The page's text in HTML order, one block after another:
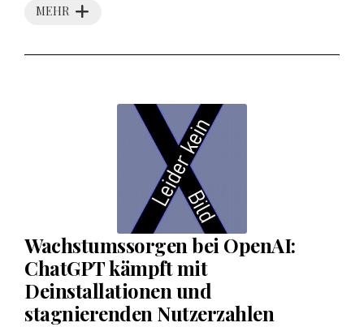
MEHR
Wachstumssorgen bei OpenAI:
ChatGPT kämpft mit
Deinstallationen und
stagnierenden Nutzerzahlen